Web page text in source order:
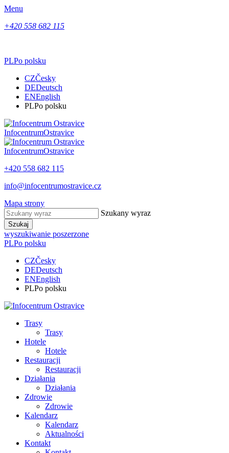
Menu
+420 558 682 115
PLPo polsku
CZČesky
DEDeutsch
ENEnglish
PLPo polsku
InfocentrumOstravice
InfocentrumOstravice
+420 558 682 115
info@infocentrumostravice.cz
Mapa strony
Szukany wyraz
Szukaj
wyszukiwanie poszerzone
PLPo polsku
CZČesky
DEDeutsch
ENEnglish
PLPo polsku
Trasy
Trasy
Hotele
Hotele
Restauracji
Restauracji
Działania
Działania
Zdrowie
Zdrowie
Kalendarz
Kalendarz
Aktualności
Kontakt